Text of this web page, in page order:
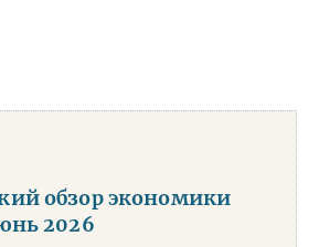
обзор экономики
2026